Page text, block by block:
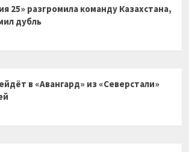
25» разгромила команду Казахстана,
дубль
в «Авангард» из «Северстали»